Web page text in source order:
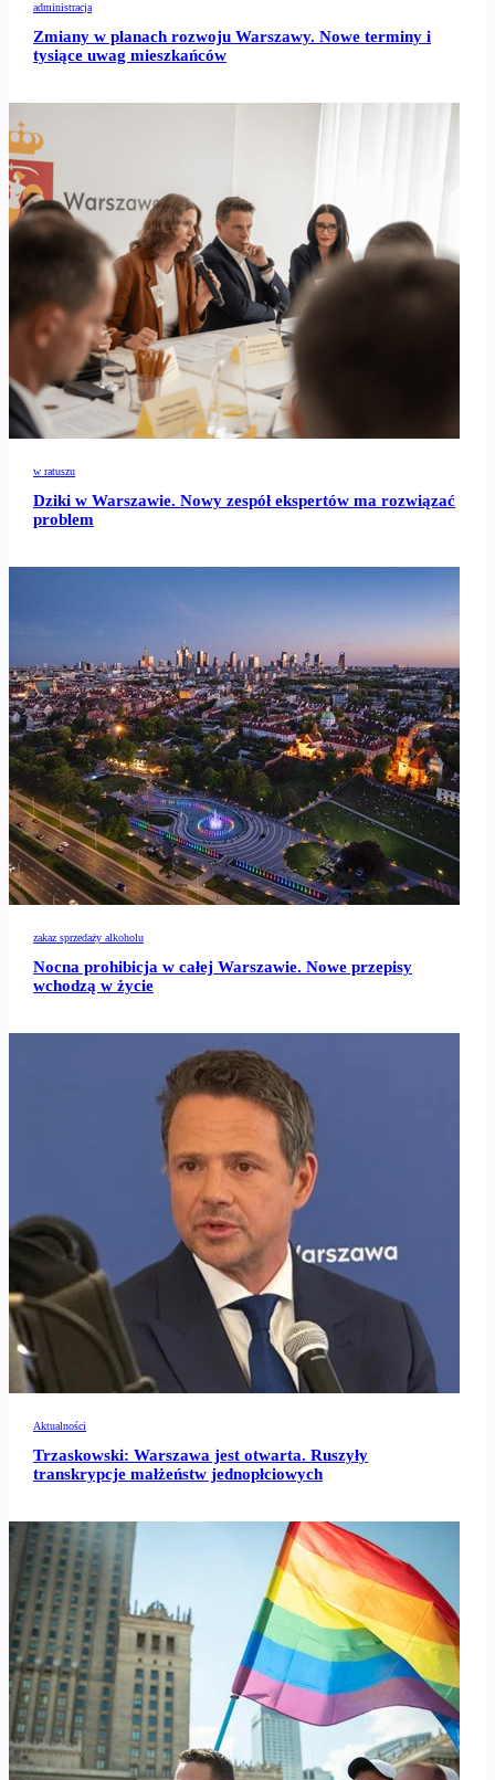
administracja
Zmiany w planach rozwoju Warszawy. Nowe terminy i
tysiące uwag mieszkańców
w ratuszu
Dziki w Warszawie. Nowy zespół ekspertów ma rozwiązać
problem
zakaz sprzedaży alkoholu
Nocna prohibicja w całej Warszawie. Nowe przepisy
wchodzą w życie
Aktualności
Trzaskowski: Warszawa jest otwarta. Ruszyły
transkrypcje małżeństw jednopłciowych